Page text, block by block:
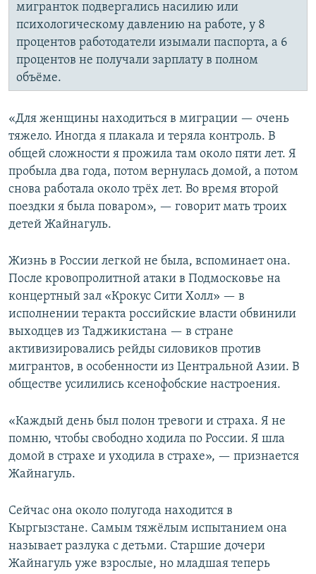
мигранток подвергались насилию или
психологическому давлению на работе, у 8
процентов работодатели изымали паспорта, а 6
процентов не получали зарплату в полном
объёме.
«Для женщины находиться в миграции — очень
тяжело. Иногда я плакала и теряла контроль. В
общей сложности я прожила там около пяти лет. Я
пробыла два года, потом вернулась домой, а потом
снова работала около трёх лет. Во время второй
поездки я была поваром», — говорит мать троих
детей Жайнагуль.
Жизнь в России легкой не была, вспоминает она.
После кровопролитной атаки в Подмосковье на
концертный зал «Крокус Сити Холл» — в
исполнении теракта российские власти обвинили
выходцев из Таджикистана — в стране
активизировались рейды силовиков против
мигрантов, в особенности из Центральной Азии. В
обществе усилились ксенофобские настроения.
«Каждый день был полон тревоги и страха. Я не
помню, чтобы свободно ходила по России. Я шла
домой в страхе и уходила в страхе», — признается
Жайнагуль.
Сейчас она около полугода находится в
Кыргызстане. Самым тяжёлым испытанием она
называет разлука с детьми. Старшие дочери
Жайнагуль уже взрослые, но младшая теперь